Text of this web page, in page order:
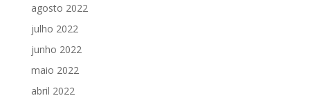
agosto 2022
julho 2022
junho 2022
maio 2022
abril 2022